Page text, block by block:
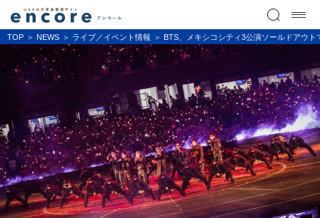
TOP NEWS ライブ／イベント情報 BTS、メキシコシティ3公演ソールドアウ